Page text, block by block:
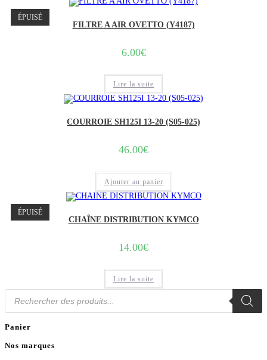
ÉPUISÉ
FILTRE A AIR OVETTO (Y4187)
6.00€
Lire la suite
COURROIE SH125I 13-20 (S05-025)
46.00€
Ajouter au panier
ÉPUISÉ
CHAÎNE DISTRIBUTION KYMCO
14.00€
Lire la suite
Recherche
Panier
Nos marques